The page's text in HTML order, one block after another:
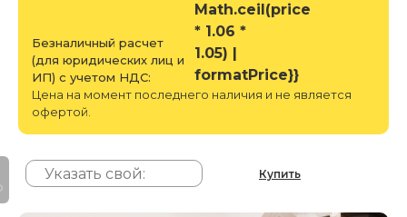
Безналичный расчет
(для юридических лиц и
ИП) с учетом НДС:
Math.ceil(price
* 1.06 *
1.05) |
formatPrice}}
Цена на момент последнего наличия и не является
офертой.
Купить